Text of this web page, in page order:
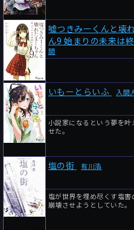
嘘つきみーくんと壊
ん9 始まりの未来は
間
いもーとらいふ 入間
小説家になるという夢を
せた。
塩の街 有川浩
塩が世界を埋め尽くす塩
崩壊させようとしていた。